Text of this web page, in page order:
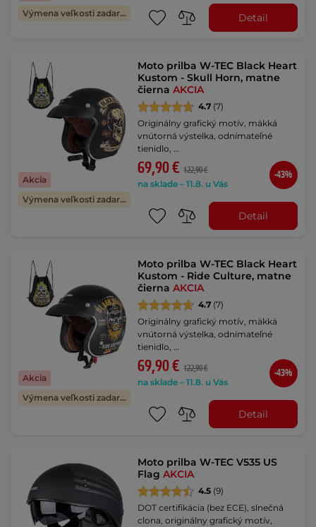
Výmena veľkosti zadarmo
Detail
Akcia
Výmena veľkosti zadarmo
Moto prilba W-TEC Black Heart
Kustom - Skull Horn, matne
čiernaAKCIA
4.7 (7)
Originálny grafický motív, mäkká
vnútorná výstelka, odnímateľné
tienidlo, …
69,90 € 122,90 €
na sklade – 11.8. u Vás
-43%
Detail
Akcia
Výmena veľkosti zadarmo
Moto prilba W-TEC Black Heart
Kustom - Ride Culture, matne
čiernaAKCIA
4.7 (7)
Originálny grafický motív, mäkká
vnútorná výstelka, odnímateľné
tienidlo, …
69,90 € 122,90 €
na sklade – 11.8. u Vás
-43%
Detail
Moto prilba W-TEC V535 US
FlagAKCIA
4.5 (9)
DOT certifikácia (bez ECE), slnečná
clona, originálny grafický motív,